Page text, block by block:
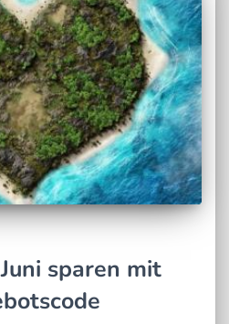
sparen mit